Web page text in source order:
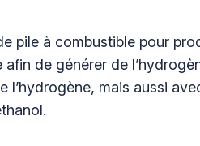
pile à combustible pour
de générer de
mais aussi